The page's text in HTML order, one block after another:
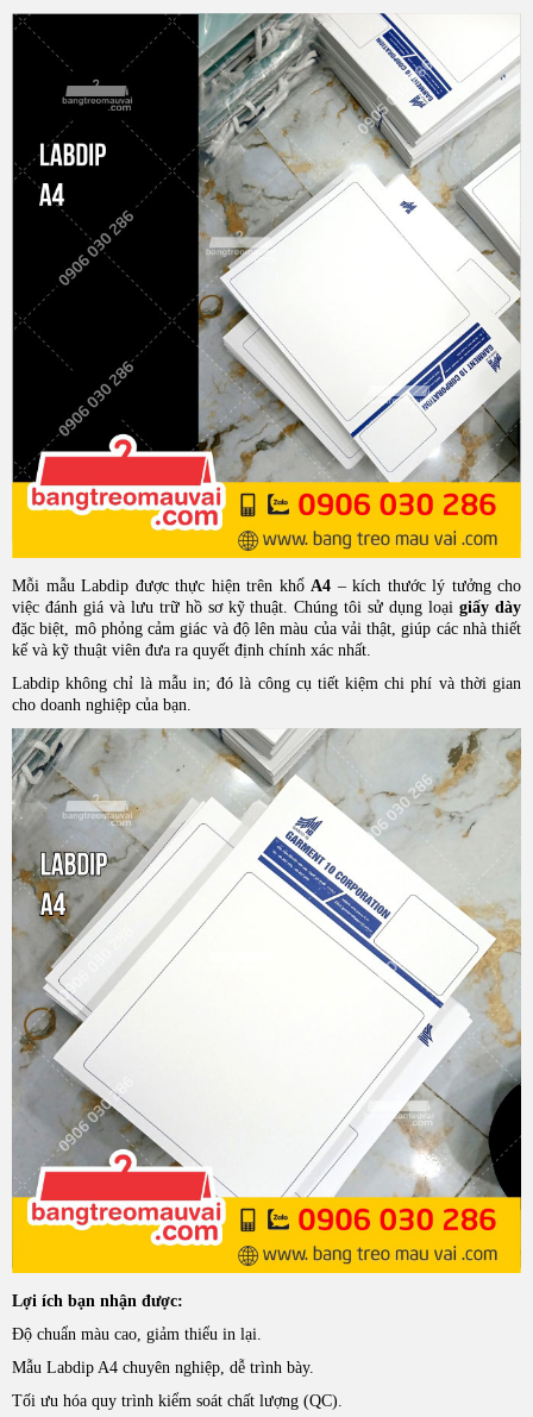
Mỗi mẫu Labdip được thực hiện trên khổ A4 – kích thước lý tưởng cho
việc đánh giá và lưu trữ hồ sơ kỹ thuật. Chúng tôi sử dụng loạigiấy dày
đặc biệt, mô phỏng cảm giác và độ lên màu của vải thật, giúp các nhà thiết
kế và kỹ thuật viên đưa ra quyết định chính xác nhất.
Labdip không chỉ là mẫu in; đó là công cụ tiết kiệm chi phí và thời gian
cho doanh nghiệp của bạn.
Lợi ích bạn nhận được:
Độ chuẩn màu cao, giảm thiểu in lại.
Mẫu Labdip A4 chuyên nghiệp, dễ trình bày.
Tối ưu hóa quy trình kiểm soát chất lượng (QC).